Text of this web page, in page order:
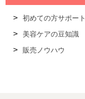
初めての方サポート
美容ケアの豆知識
販売ノウハウ